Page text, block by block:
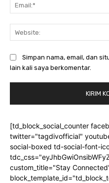
Simpan nama, email, dan
lain kali saya berkomentar.
[td_block_social_counter
twitter="tagdivofficial"
social-boxed td-social-font-
custom_title="Stay